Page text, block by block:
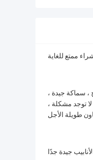
، سماكة جيدة ،
توجد مشكلة ،
جيدة جدًا